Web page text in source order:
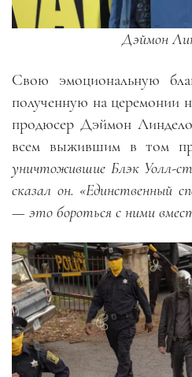
Дэймон
Свою эмоциональную
полученную на церемонии
продюсер Дэймон
всем выжившим в том
уничтожившие Блэк Уолл-
сказал он. «Единственный
— это бороться с ними